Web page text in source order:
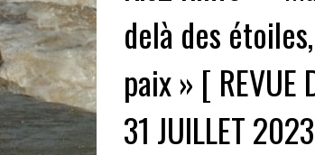
delà des
paix » [ REVUE
31 JUILLET